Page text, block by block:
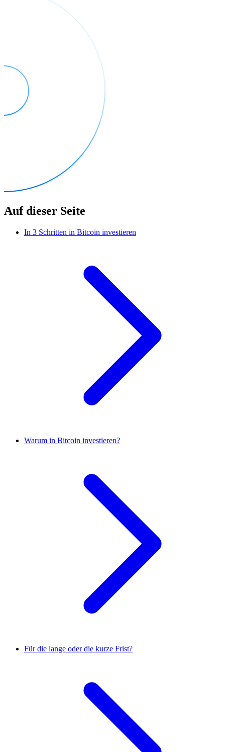
Auf dieser Seite
In 3 Schritten in Bitcoin investieren
Warum in Bitcoin investieren?
Für die lange oder die kurze Frist?